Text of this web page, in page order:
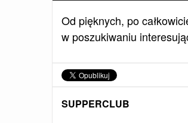
Od pięknych, po
w poszukiwaniu
SUPPERCLUB